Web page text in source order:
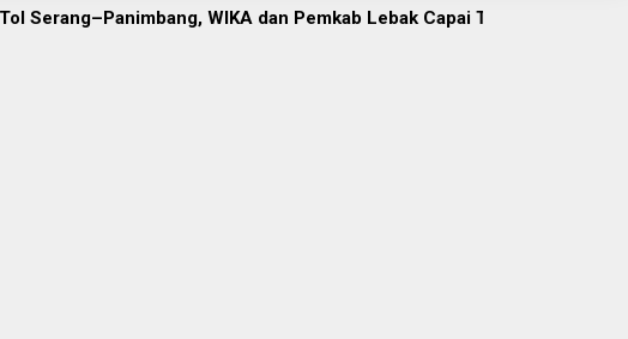
WIKA dan Pemkab Lebak Capai Titik Temu DLH Lebak Dorong